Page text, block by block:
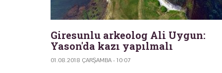
Giresunlu arkeolog Ali Uygun:
Yason'da kazı yapılmalı
01.08.2018 ÇARŞAMBA - 10:07